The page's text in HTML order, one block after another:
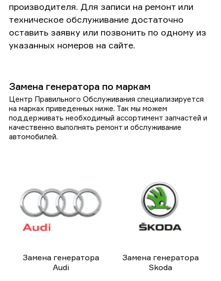
производителя. Для записи на ремонт или
техническое обслуживание достаточно
оставить заявку или позвонить по одному из
указанных номеров на сайте.
Замена генератора по маркам
Центр Правильного Обслуживания специализируется
на марках приведенных ниже. Так мы можем
поддерживать необходимый ассортимент запчастей и
качественно выполнять ремонт и обслуживание
автомобилей.
Замена генератора
Audi
Замена генератора
Skoda